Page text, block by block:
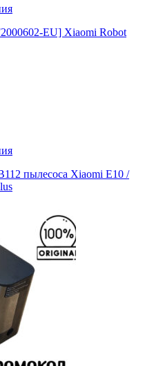
EU] Xiaomi Robot
пылесоса Xiaomi E10 /